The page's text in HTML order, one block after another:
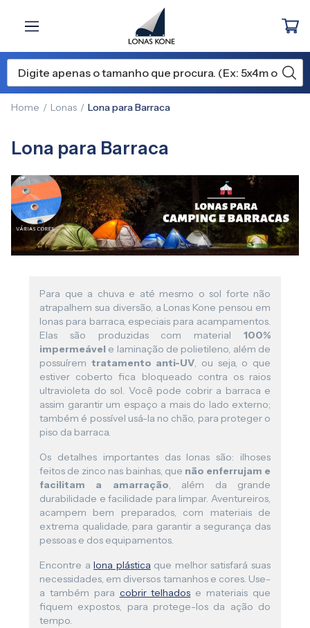
Home Lonas Lona para Barraca
Lona para Barraca
Para que a chuva e até mesmo o sol forte não
atrapalhem sua diversão, a Lonas Kone pensou em
lonas para barraca, especiais para acampamentos.
Elas são produzidas com material 100%
impermeável e laminação de polietileno, além de
possuírem tratamento anti-UV, ou seja, o que
estiver coberto fica bloqueado contra os raios
ultravioleta do sol. Você pode cobrir a barraca e
assim garantir um espaço a mais do lado externo;
também é possível usá-la no chão, para proteger o
piso da barraca.
Os detalhes importantes das lonas são: ilhoses
feitos de zinco nas bainhas, que não enferrujam e
facilitam a amarração, além da grande
durabilidade e facilidade para limpar. Aventureiros,
acampem bem preparados, com materiais de
extrema qualidade, para garantir a segurança das
pessoas e dos equipamentos.
Encontre alona plástica que melhor satisfará suas
necessidades, em diversos tamanhos e cores. Use-
a também para cobrir telhados e materiais que
fiquem expostos, para protege-los da ação do
tempo.